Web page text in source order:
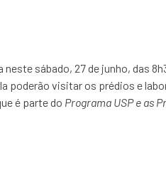
sábado, 27 de junho, das
poderão visitar os prédios e
é parte do Programa USP e as